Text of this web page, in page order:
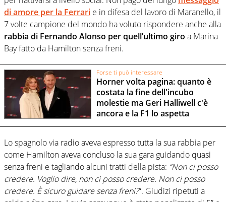
di amore per la Ferrari e in difesa del lavoro di Maranello, il
7 volte campione del mondo ha voluto rispondere anche alla
rabbia di Fernando Alonso per quell’ultimo giro a Marina
Bay fatto da Hamilton senza freni.
Forse ti può interessare
Horner volta pagina: quanto è
costata la fine dell'incubo
molestie ma Geri Halliwell c'è
ancora e la F1 lo aspetta
Lo spagnolo via radio aveva espresso tutta la sua rabbia per
come Hamilton aveva concluso la sua gara guidando quasi
senza freni e tagliando alcuni tratti della pista: “Non ci posso
credere. Voglio dire, non ci posso credere. Non ci posso
credere. È sicuro guidare senza freni?“. Giudizi ripetuti a